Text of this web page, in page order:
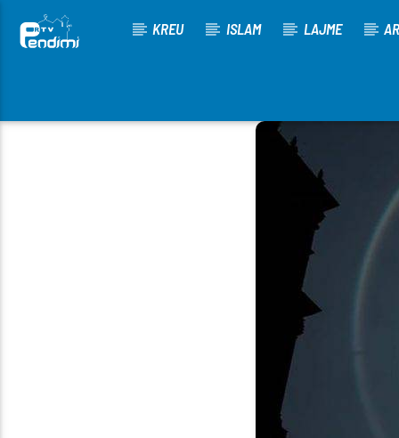
KREU ISLAM LAJME
[There are no radio stations in the database]